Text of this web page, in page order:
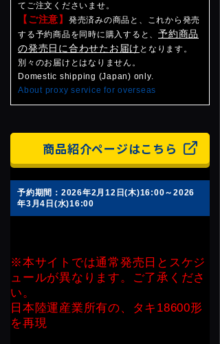
てご注文くださいませ。
【ご注意】 発売済みの商品と、これから発売
する予約商品を同時に購入すると、 予約商品
の発売日に合わせたお届け となります。
別々のお届けとはなりません。
Domestic shipping (Japan) only.
About proxy service for overseas
商品紹介ページはこちら
予約期間：2026年2月12日(木)16:00～2026
年3月4日(水)16:00
※本サイトでは通常発売日とスケジ
ュールが異なります。ご了承くださ
い。
日本陸運産業所有の、タキ18600形
を再現